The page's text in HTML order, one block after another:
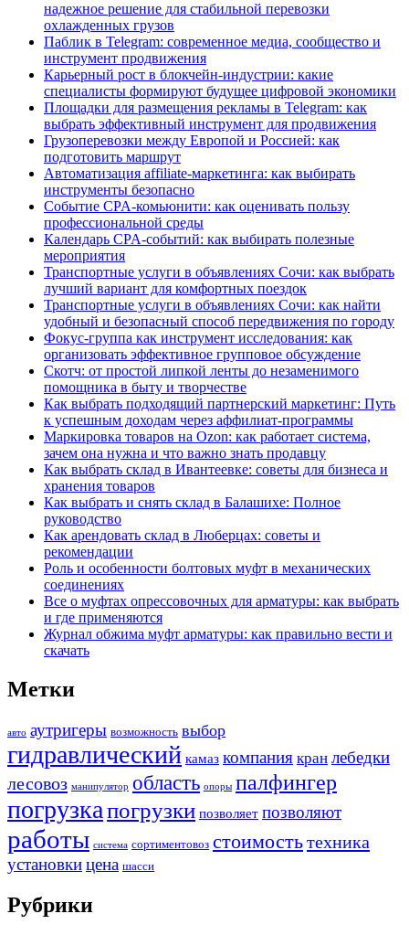
надежное решение для стабильной перевозки
охлажденных грузов
Паблик в Telegram: современное медиа, сообщество и
инструмент продвижения
Карьерный рост в блокчейн-индустрии: какие
специалисты формируют будущее цифровой экономики
Площадки для размещения рекламы в Telegram: как
выбрать эффективный инструмент для продвижения
Грузоперевозки между Европой и Россией: как
подготовить маршрут
Автоматизация affiliate-маркетинга: как выбирать
инструменты безопасно
Событие CPA-комьюнити: как оценивать пользу
профессиональной среды
Календарь CPA-событий: как выбирать полезные
мероприятия
Транспортные услуги в объявлениях Сочи: как выбрать
лучший вариант для комфортных поездок
Транспортные услуги в объявлениях Сочи: как найти
удобный и безопасный способ передвижения по городу
Фокус-группа как инструмент исследования: как
организовать эффективное групповое обсуждение
Скотч: от простой липкой ленты до незаменимого
помощника в быту и творчестве
Как выбрать подходящий партнерский маркетинг: Путь
к успешным доходам через аффилиат-программы
Маркировка товаров на Ozon: как работает система,
зачем она нужна и что важно знать продавцу
Как выбрать склад в Ивантеевке: советы для бизнеса и
хранения товаров
Как выбрать и снять склад в Балашихе: Полное
руководство
Как арендовать склад в Люберцах: советы и
рекомендации
Роль и особенности болтовых муфт в механических
соединениях
Все о муфтах опрессовочных для арматуры: как выбрать
и где применяются
Журнал обжима муфт арматуры: как правильно вести и
скачать
Метки
авто аутригеры возможность выбор
гидравлический камаз компания кран лебедки
лесовоз манипулятор область опоры палфингер
погрузкапогрузки позволяет позволяют
работы система сортиментовоз стоимостьтехника
установкицена шасси
Рубрики